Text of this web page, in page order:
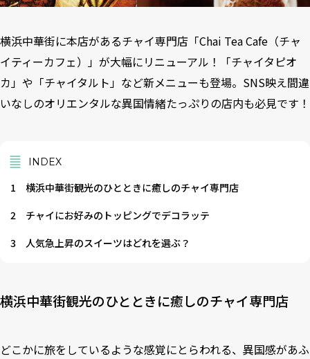
横浜中華街に本店があるチャイ専門店「Chai Tea Cafe（チャ
イティーカフェ）」が大幅にリニューアル！「チャイタピオ
カ」や「チャイタルト」など新メニューも登場。SNS映え間違
いなしのオリエンタルな異国情緒たっぷりの店内も必見です！
INDEX
1
横浜中華街観光のひとときに癒しのチャイ専門店
2
チャイにお好みのトッピングでデコラッテ
3
人気急上昇のスイーツはどれを選ぶ？
横浜中華街観光のひとときに癒しのチャイ専門店
どこかに旅をしているような感覚にとらわれる、異国感があふ